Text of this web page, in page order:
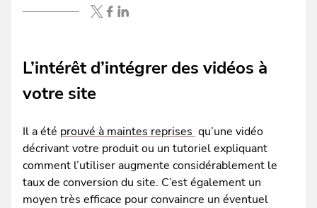
L’intérêt d’intégrer des vidéos à
votre site
Il a été prouvé à maintes reprises qu’une vidéo
décrivant votre produit ou un tutoriel expliquant
comment l’utiliser augmente considérablement le
taux de conversion du site. C’est également un
moyen très efficace pour convaincre un éventuel